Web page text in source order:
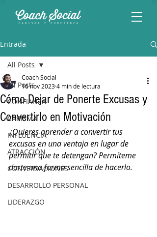
Entrada
All Posts
CONFIANZA
CARISMA
INFLUENCIA
ATRACCIÓN
CONVERSACIONES
DESARROLLO PERSONAL
LIDERAZGO
All Posts
Cómo Dejar de Ponerte Excusas y
Convertirlo en Motivación
Coach Social
16 nov 20234 min de lectura
¿Quieres aprender a convertir tus
excusas en una ventaja en lugar de
permitir que te detengan? Permíteme
darte una forma sencilla de hacerlo.